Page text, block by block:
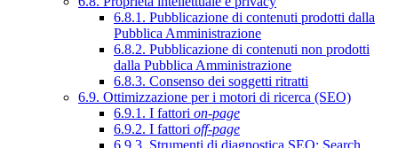
6.8.1. Pubblicazione di contenuti prodotti dalla
Pubblica Amministrazione
6.8.2. Pubblicazione di contenuti non prodotti
dalla Pubblica Amministrazione
6.8.3. Consenso dei soggetti ritratti
6.9. Ottimizzazione per i motori di ricerca (SEO)
6.9.1. I fattori on-page
6.9.2. I fattori off-page
6.9.3. Strumenti di diagnostica SEO: Search